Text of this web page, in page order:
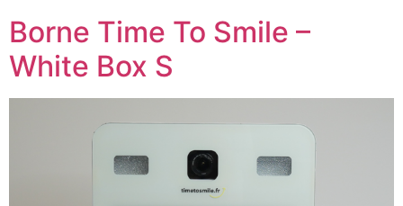
Borne Time To Smile –
White Box S